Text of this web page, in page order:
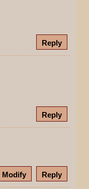
Reply
Reply
Modify Reply